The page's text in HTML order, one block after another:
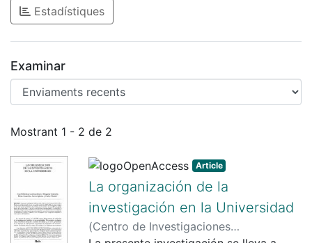
Estadístiques
Examinar
Enviaments recents
Mostrant 1 - 2 de 2
Article
La organización de la
investigación en la Universidad
(Centro de Investigaciones